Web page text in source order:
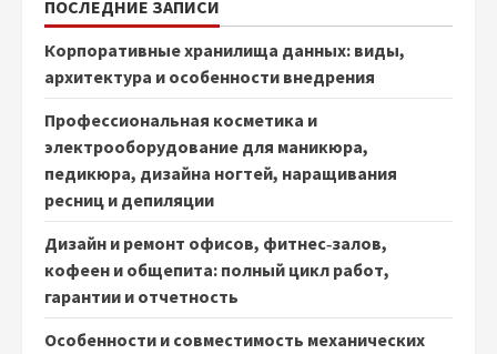
ПОСЛЕДНИЕ ЗАПИСИ
Корпоративные хранилища данных: виды,
архитектура и особенности внедрения
Профессиональная косметика и
электрооборудование для маникюра,
педикюра, дизайна ногтей, наращивания
ресниц и депиляции
Дизайн и ремонт офисов, фитнес‑залов,
кофеен и общепита: полный цикл работ,
гарантии и отчетность
Особенности и совместимость механических